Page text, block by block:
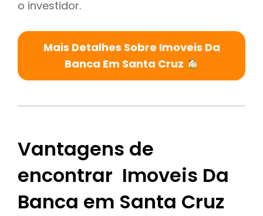
o investidor.
Mais Detalhes Sobre Imoveis Da
Banca Em Santa Cruz
Vantagens de
encontrar Imoveis Da
Banca em Santa Cruz